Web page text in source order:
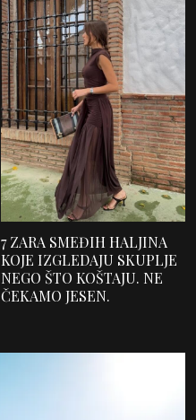
7 ZARA SMEĐIH HALJINA
KOJE IZGLEDAJU SKUPLJE
NEGO ŠTO KOŠTAJU. NE
ČEKAMO JESEN.